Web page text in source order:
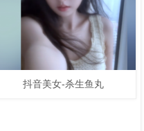
2025-06-24
抖音美女-杀生鱼丸